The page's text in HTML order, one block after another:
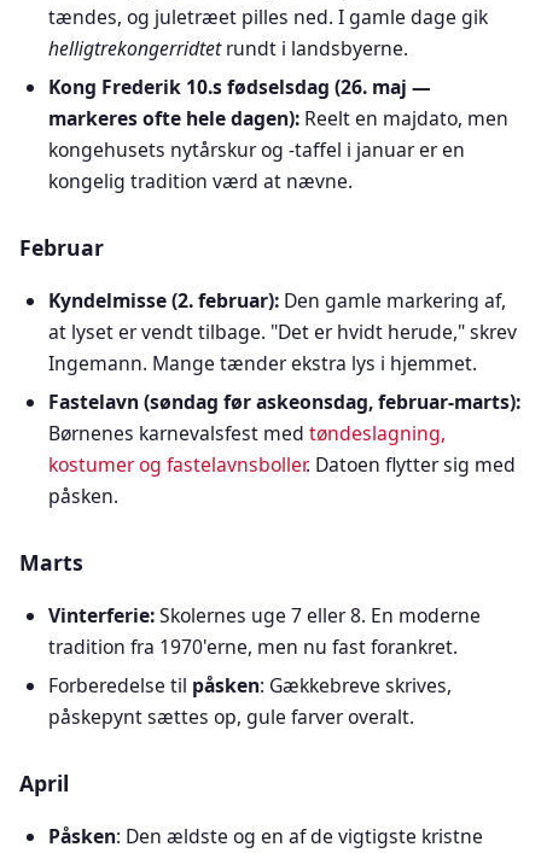
tændes, og juletræet pilles ned. I gamle dage gik
helligtrekongerridtetrundt i landsbyerne.
Kong Frederik 10.s fødselsdag (26. maj —
markeres ofte hele dagen): Reelt en majdato, men
kongehusets nytårskur og -taffel i januar er en
kongelig tradition værd at nævne.
Februar
Kyndelmisse (2. februar): Den gamle markering af,
at lyset er vendt tilbage. "Det er hvidt herude," skrev
Ingemann. Mange tænder ekstra lys i hjemmet.
Fastelavn (søndag før askeonsdag, februar-marts):
Børnenes karnevalsfest med tøndeslagning,
kostumer og fastelavnsboller. Datoen flytter sig med
påsken.
Marts
Vinterferie:Skolernes uge 7 eller 8. En moderne
tradition fra 1970'erne, men nu fast forankret.
Forberedelse til påsken: Gækkebreve skrives,
påskepynt sættes op, gule farver overalt.
April
Påsken: Den ældste og en af de vigtigste kristne